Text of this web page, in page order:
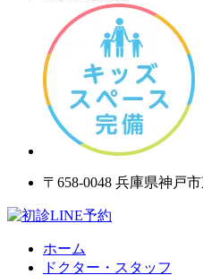
〒658-0048 兵庫県神戸
ホーム
ドクター・スタッフ